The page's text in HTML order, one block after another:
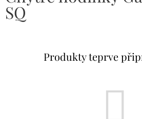
SQ
Produkty teprve